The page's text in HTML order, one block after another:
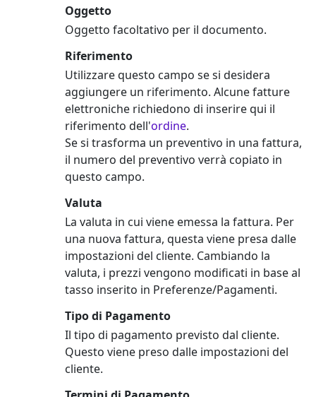
Oggetto
Oggetto facoltativo per il documento.
Riferimento
Utilizzare questo campo se si desidera
aggiungere un riferimento. Alcune fatture
elettroniche richiedono di inserire qui il
riferimento dell'ordine.
Se si trasforma un preventivo in una fattura,
il numero del preventivo verrà copiato in
questo campo.
Valuta
La valuta in cui viene emessa la fattura. Per
una nuova fattura, questa viene presa dalle
impostazioni del cliente. Cambiando la
valuta, i prezzi vengono modificati in base al
tasso inserito in Preferenze/Pagamenti.
Tipo di Pagamento
Il tipo di pagamento previsto dal cliente.
Questo viene preso dalle impostazioni del
cliente.